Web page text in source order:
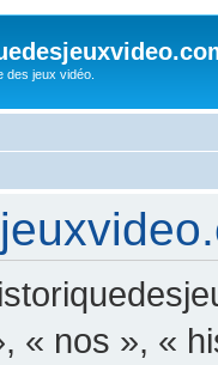
des jeux vidéo.
« nos », «